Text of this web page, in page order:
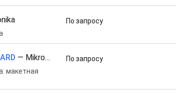
По запросу
— Mikro Elektronika
макетная
По запросу